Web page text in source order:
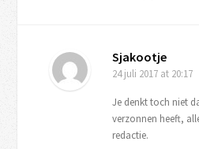
Sjakootje
24 juli 2017 at 20:17
Je denkt toch niet
verzonnen heeft,
redactie.